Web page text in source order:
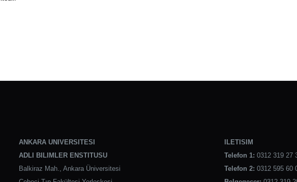
ANKARA UNIVERSITESI
ADLI BILIMLER ENSTITUSU
Balkiraz Mah., Ankara Üniversitesi
ILETISIM
Telefon 1: 0312 319 27
Telefon 2: 0312 595 60